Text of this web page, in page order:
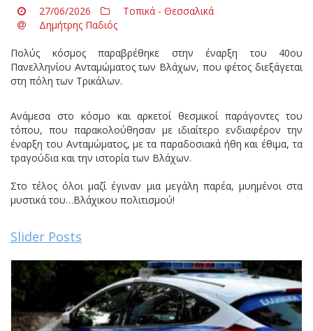
27/06/2026
Τοπικά - Θεσσαλικά
Δημήτρης Παδιός
Πολύς κόσμος παραβρέθηκε στην έναρξη του 40ου
Πανελληνίου Ανταμώματος των Βλάχων, που φέτος διεξάγεται
στη πόλη των Τρικάλων.
Ανάμεσα στο κόσμο και αρκετοί θεσμικοί παράγοντες του
τόπου, που παρακολούθησαν με ιδιαίτερο ενδιαφέρον την
έναρξη του Ανταμώματος, με τα παραδοσιακά ήθη και έθιμα, τα
τραγούδια και την ιστορία των Βλάχων.
Στο τέλος όλοι μαζί έγιναν μια μεγάλη παρέα, μυημένοι στα
μυστικά του…Βλάχικου πολιτισμού!
Slider Posts